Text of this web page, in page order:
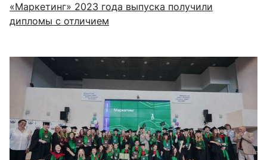
«Маркетинг» 2023 года выпуска получили
дипломы с отличием